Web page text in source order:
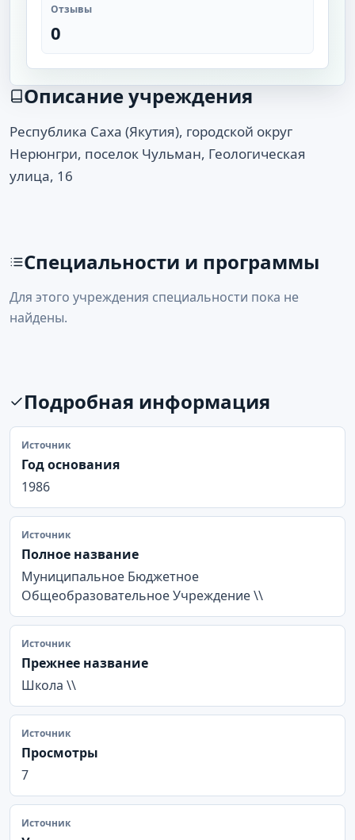
Отзывы
0
Описание учреждения
Республика Саха (Якутия), городской округ
Нерюнгри, поселок Чульман, Геологическая
улица, 16
Специальности и программы
Для этого учреждения специальности пока не
найдены.
Подробная информация
Источник
Год основания
1986
Источник
Полное название
Муниципальное Бюджетное
Общеобразовательное Учреждение \\
Источник
Прежнее название
Школа \\
Источник
Просмотры
7
Источник